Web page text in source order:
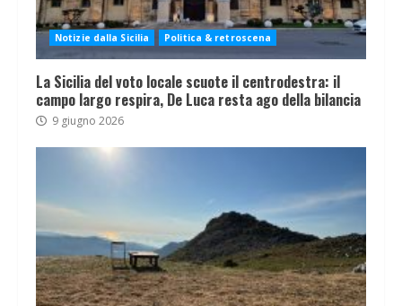
Notizie dalla Sicilia Politica & retroscena
La Sicilia del voto locale scuote il centrodestra: il
campo largo respira, De Luca resta ago della bilancia
9 giugno 2026